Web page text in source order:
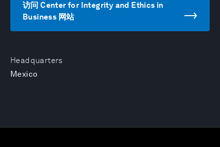
Headquarters
Mexico
访问 Center for Integrity and Ethics in
Business 网站